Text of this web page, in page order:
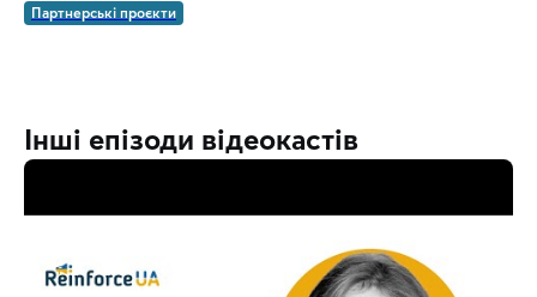
Партнерські проєкти
Інші епізоди відеокастів